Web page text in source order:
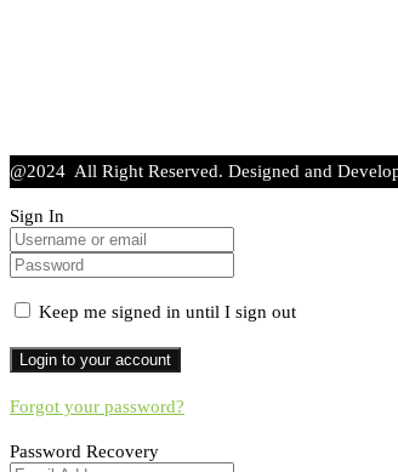
@2024 All Right Reserved. Designed and
Sign In
Keep me signed in until I sign out
Forgot your password?
Password Recovery